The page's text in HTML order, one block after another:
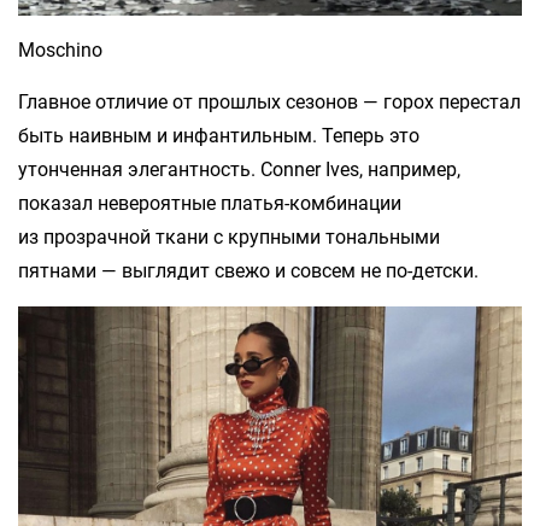
Moschino
Главное отличие от прошлых сезонов — горох перестал
быть наивным и инфантильным. Теперь это
утонченная элегантность. Conner Ives, например,
показал невероятные платья-комбинации
из прозрачной ткани с крупными тональными
пятнами — выглядит свежо и совсем не по-детски.